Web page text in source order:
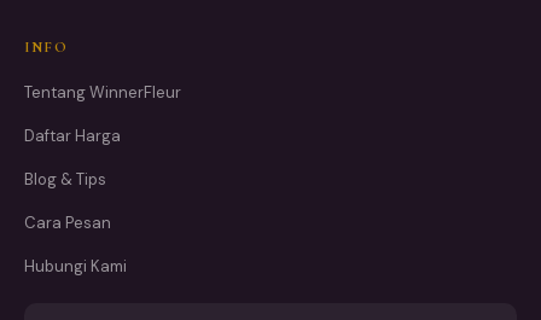
INFO
Tentang WinnerFleur
Daftar Harga
Blog & Tips
Cara Pesan
Hubungi Kami